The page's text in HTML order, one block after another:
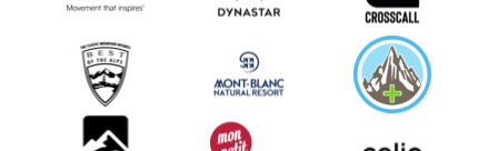
Inviate il vostro evento
Service groupes et séminaires
Scaricare
Turismo e disabilità